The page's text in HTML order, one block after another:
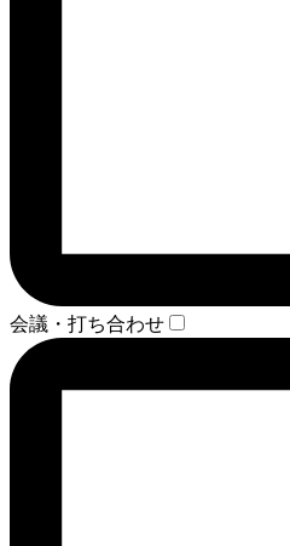
会議・打ち合わせ